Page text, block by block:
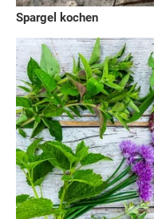
Spargel kochen